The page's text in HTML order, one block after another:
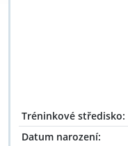
Tréninkové středisko:
Datum narození: